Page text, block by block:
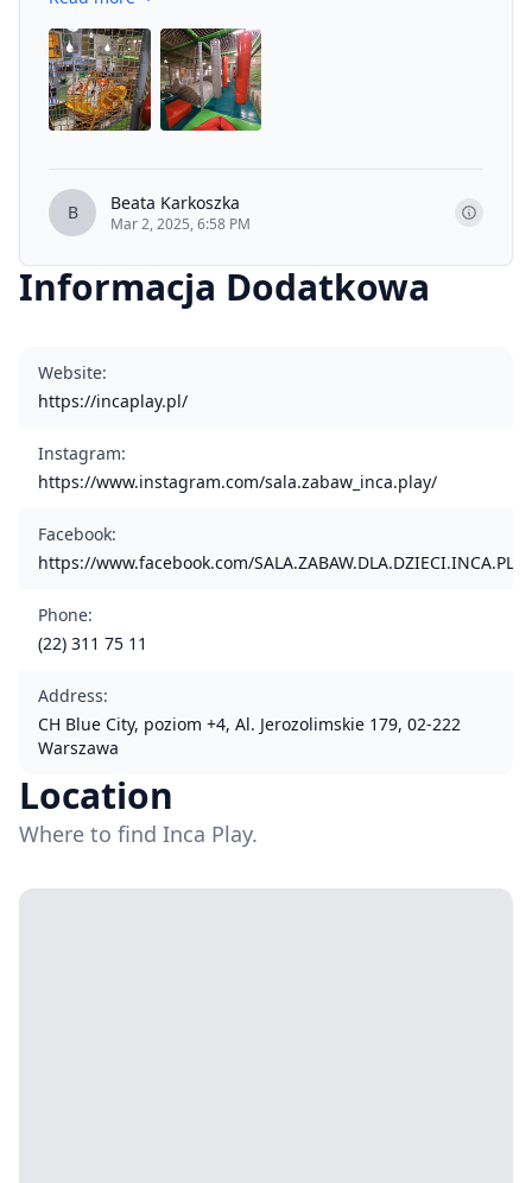
B Beata Karkoszka
Mar 2, 2025, 6:58 PM
Informacja Dodatkowa
Website:
https://incaplay.pl/
Instagram:
https://www.instagram.com/sala.zabaw_inca.play/
Facebook:
https://www.facebook.com/
Phone:
(22) 311 75 11
Address:
CH Blue City, poziom +4, Al. Jerozolimskie 179, 02-222
Warszawa
Location
Where to find Inca Play.